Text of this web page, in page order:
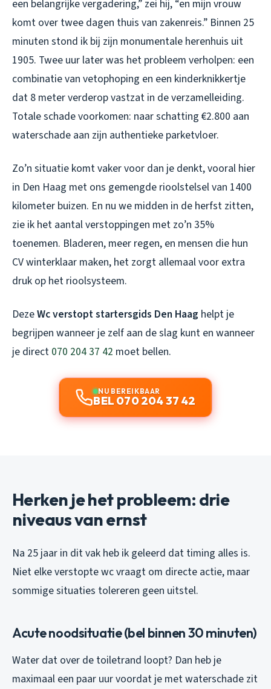
een belangrijke vergadering,” zei hij, “en mijn vrouw
komt over twee dagen thuis van zakenreis.” Binnen 25
minuten stond ik bij zijn monumentale herenhuis uit
1905. Twee uur later was het probleem verholpen: een
combinatie van vetophoping en een kinderknikkertje
dat 8 meter verderop vastzat in de verzamelleiding.
Totale schade voorkomen: naar schatting €2.800 aan
waterschade aan zijn authentieke parketvloer.
Zo’n situatie komt vaker voor dan je denkt, vooral hier
in Den Haag met ons gemengde rioolstelsel van 1400
kilometer buizen. En nu we midden in de herfst zitten,
zie ik het aantal verstoppingen met zo’n 35%
toenemen. Bladeren, meer regen, en mensen die hun
CV winterklaar maken, het zorgt allemaal voor extra
druk op het rioolsysteem.
DezeWc verstopt startersgids Den Haag helpt je
begrijpen wanneer je zelf aan de slag kunt en wanneer
je direct 070 204 37 42 moet bellen.
NU BEREIKBAAR
BEL 070 204 37 42
Herken je het probleem: drie
niveaus van ernst
Na 25 jaar in dit vak heb ik geleerd dat timing alles is.
Niet elke verstopte wc vraagt om directe actie, maar
sommige situaties tolereren geen uitstel.
Acute noodsituatie (bel binnen 30 minuten)
Water dat over de toiletrand loopt? Dan heb je
maximaal een paar uur voordat je met waterschade zit